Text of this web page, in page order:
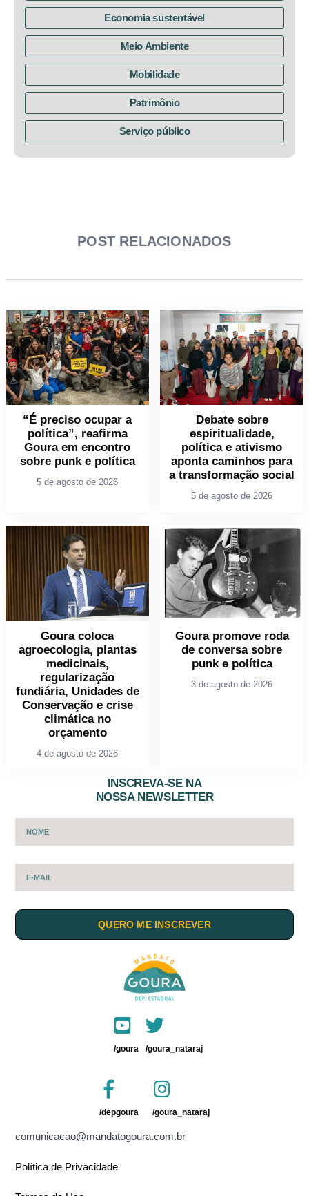
Economia sustentável
Meio Ambiente
Mobilidade
Patrimônio
Serviço público
POST RELACIONADOS
“É preciso ocupar a
política”, reafirma
Goura em encontro
sobre punk e política
5 de agosto de 2026
Debate sobre
espiritualidade,
política e ativismo
aponta caminhos para
a transformação social
5 de agosto de 2026
Goura coloca
agroecologia, plantas
medicinais,
regularização
fundiária, Unidades de
Conservação e crise
climática no
orçamento
4 de agosto de 2026
Goura promove roda
de conversa sobre
punk e política
3 de agosto de 2026
INSCREVA-SE NA
NOSSA NEWSLETTER
QUERO ME INSCREVER
/goura /goura_nataraj
/depgoura /goura_nataraj
comunicacao@mandatogoura.com.br
Política de Privacidade